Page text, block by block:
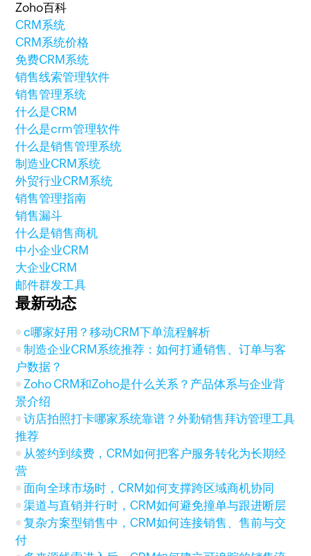
Zoho百科
CRM系统
CRM系统价格
免费CRM系统
销售线索管理软件
销售管理系统
什么是CRM
什么是crm管理软件
什么是销售管理系统
制造业CRM系统
外贸行业CRM系统
销售管理指南
销售漏斗
什么是销售商机
中小企业CRM
大企业CRM
邮件群发工具
最新动态
c哪家好用？移动CRM下单流程解析
制造企业CRM系统推荐：如何打通销售、订单与客
户数据？
Zoho CRM和Zoho是什么关系？产品体系与企业背
景介绍
访店拍照打卡哪家系统靠谱？外勤销售拜访管理工具
推荐
从签约到续费，CRM如何把客户服务转化为长期经
营
面向全球市场时，CRM如何支撑跨区域商机协同
渠道与直销并行时，CRM如何避免撞单与跟进断层
复杂方案型销售中，CRM如何连接销售、售前与交
付